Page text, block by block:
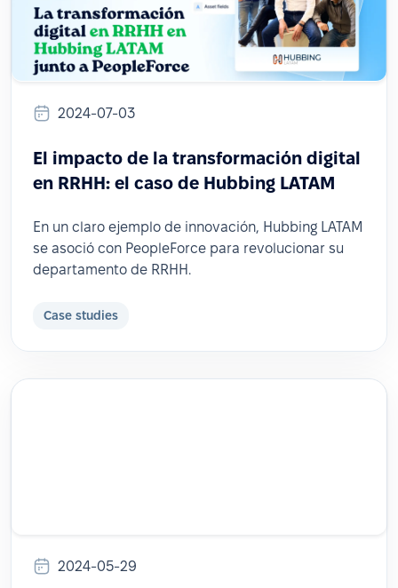
2024-07-03
El impacto de la transformación digital
en RRHH: el caso de Hubbing LATAM
En un claro ejemplo de innovación, Hubbing LATAM
se asoció con PeopleForce para revolucionar su
departamento de RRHH.
Case studies
2024-05-29